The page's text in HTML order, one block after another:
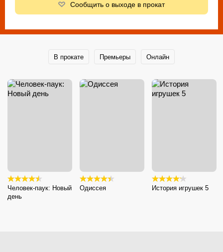
Сообщить о выходе в прокат
В прокате Премьеры Онлайн
Человек-паук: Новый
день
Одиссея История игрушек 5